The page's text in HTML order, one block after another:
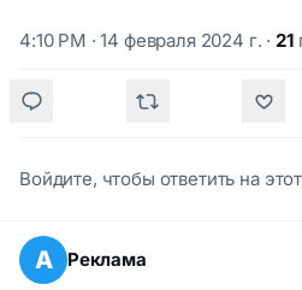
4:10 PM · 14 февраля 2024 г. · 21
Войдите, чтобы ответить на
А Реклама